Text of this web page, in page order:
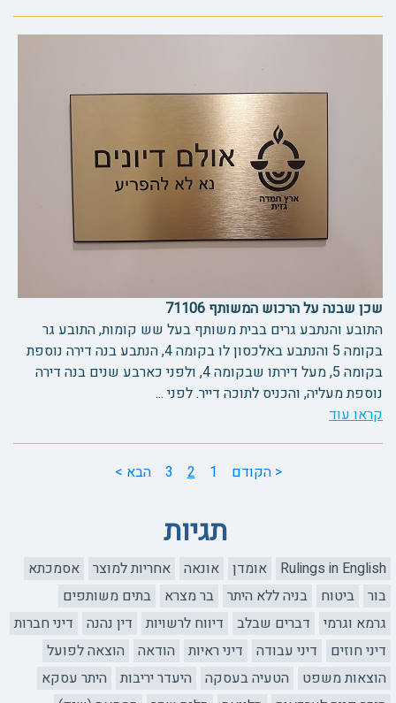
שכן שבנה על הרכוש המשותף 71106
התובע והנתבע גרים בבית משותף בעל שש קומות, התובע גר
בקומה 5 והנתבע באלכסון לו בקומה 4, הנתבע בנה דירה נוספת
בקומה 5, מעל דירתו שבקומה 4, ולפני כארבע שנים בנה דירה
נוספת מעליה, והכניס לתוכה דייר. לפני ...
קראו עוד
< הקודם 1
2
3 הבא >
תגיות
Rulings in English אומדן אונאה אחריות למוצר
אסמכתא
בור
ביטוח בניה ללא היתר בר מצרא
בתים משותפים
גרמא וגרמי
דברים שבלב דיווח לרשויות דין נהנה
דיני חברות
דיני חוזים
דיני עבודה דיני ראיות הודאה
הוצאה לפועל
הוצאות משפט
הטעיה בעסקה היעדר יריבות
היתר עסקא